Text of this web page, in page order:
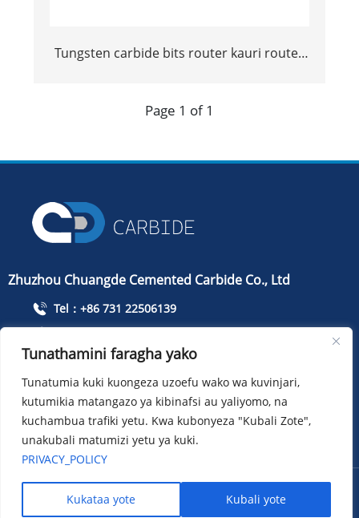
Tungsten carbide bits router kauri router
Page 1 of 1
Zhuzhou Chuangde Cemented Carbide Co., Ltd
Tel：+86 731 22506139
info@cdcarbide.com
ADD215, jengo la 1, Mbuga ya Pioneer ya Wanafunzi wa
Kimataifa, Barabara ya Taishan, Wilaya ya Tianyuan, Jiji la
Zhuzhou
XML Privacy policy
Tunathamini faragha yako
Tunatumia kuki kuongeza uzoefu wako wa kuvinjari,
kutumikia matangazo ya kibinafsi au yaliyomo, na
kuchambua trafiki yetu. Kwa kubonyeza "Kubali Zote",
unakubali matumizi yetu ya kuki.
PRIVACY_POLICY
Kukataa yote Kubali yote